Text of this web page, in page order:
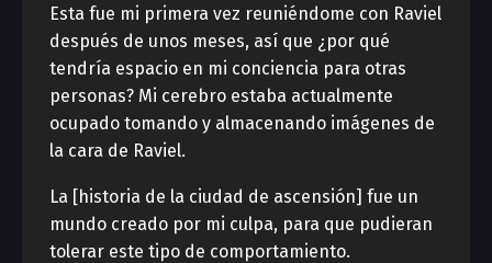
Esta fue mi primera vez reuniéndome con Raviel
después de unos meses, así que ¿por qué
tendría espacio en mi conciencia para otras
personas? Mi cerebro estaba actualmente
ocupado tomando y almacenando imágenes de
la cara de Raviel.
La [historia de la ciudad de ascensión] fue un
mundo creado por mi culpa, para que pudieran
tolerar este tipo de comportamiento.